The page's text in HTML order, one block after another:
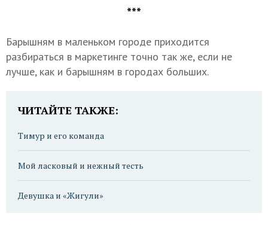
***
Барышням в маленьком городе приходится
разбираться в маркетинге точно так же, если не
лучше, как и барышням в городах больших.
ЧИТАЙТЕ ТАКЖЕ:
Тимур и его команда
Мой ласковый и нежный тесть
Девушка и «Жигули»